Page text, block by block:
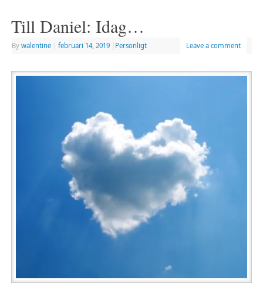
Till Daniel: Idag…
By walentine februari 14, 2019 Personligt Leave a comment